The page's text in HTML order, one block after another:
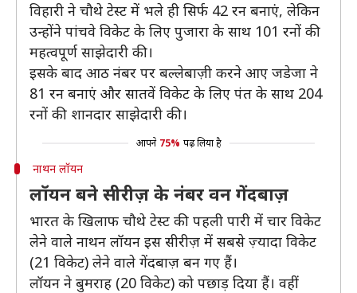
विहारी ने चौथे टेस्ट में भले ही सिर्फ 42 रन बनाएं, लेकिन
उन्होंने पांचवे विकेट के लिए पुजारा के साथ 101 रनों की
महत्वपूर्ण साझेदारी की।
इसके बाद आठ नंबर पर बल्लेबाज़ी करने आए जडेजा ने
81 रन बनाएं और सातवें विकेट के लिए पंत के साथ 204
रनों की शानदार साझेदारी की।
आपने 75% पढ़ लिया है
नाथन लॉयन
लॉयन बने सीरीज़ के नंबर वन गेंदबाज़
भारत के खिलाफ चौथे टेस्ट की पहली पारी में चार विकेट
लेने वाले नाथन लॉयन इस सीरीज़ में सबसे ज़्यादा विकेट
(21 विकेट) लेने वाले गेंदबाज़ बन गए हैं।
लॉयन ने बुमराह (20 विकेट) को पछाड़ दिया हैं। वहीं